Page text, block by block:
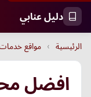
دليل عنابي
الرئيسية › مواقع
افضل